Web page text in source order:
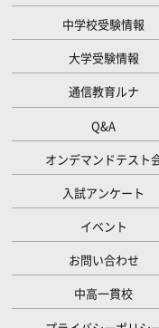
中学校受験情報
大学受験情報
通信教育ルナ
Q&A
オンデマンドテスト
入試アンケート
イベント
お問い合わせ
中高一貫校